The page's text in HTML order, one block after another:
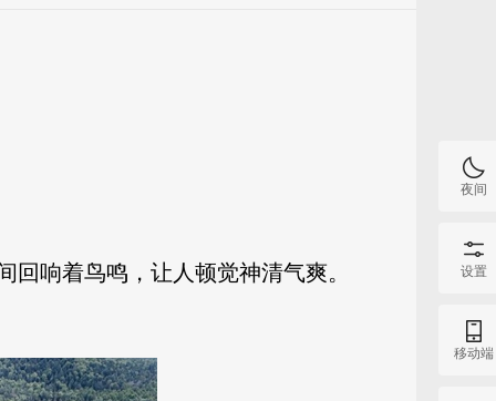
响着鸟鸣，让人顿觉神清气爽。
夜间
设置
移动端